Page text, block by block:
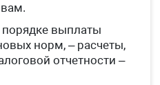
порядке выплаты
норм, – расчеты,
отчетности –